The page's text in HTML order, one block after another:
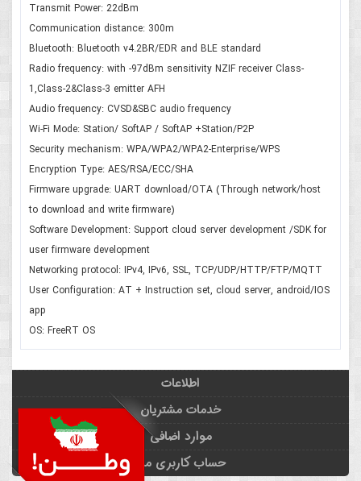
Transmit Power: 22dBm
Communication distance: 300m
Bluetooth: Bluetooth v4.2BR/EDR and BLE standard
Radio frequency: with -97dBm sensitivity NZIF receiver Class-
1,Class-2&Class-3 emitter AFH
Audio frequency: CVSD&SBC audio frequency
Wi-Fi Mode: Station/ SoftAP / SoftAP +Station/P2P
Security mechanism: WPA/WPA2/WPA2-Enterprise/WPS
Encryption Type: AES/RSA/ECC/SHA
Firmware upgrade: UART download/OTA (Through network/host
to download and write firmware)
Software Development: Support cloud server development /SDK for
user firmware development
Networking protocol: IPv4, IPv6, SSL, TCP/UDP/HTTP/FTP/MQTT
User Configuration: AT + Instruction set, cloud server, android/IOS
app
OS: FreeRT OS
اطلاعات
خدمات مشتریان
موارد اضافی
حساب کاربری من